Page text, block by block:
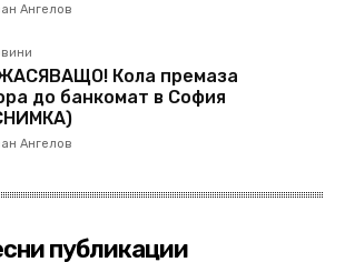
Ангелов
Кола премаза
до банкомат в София
Ангелов
публикации